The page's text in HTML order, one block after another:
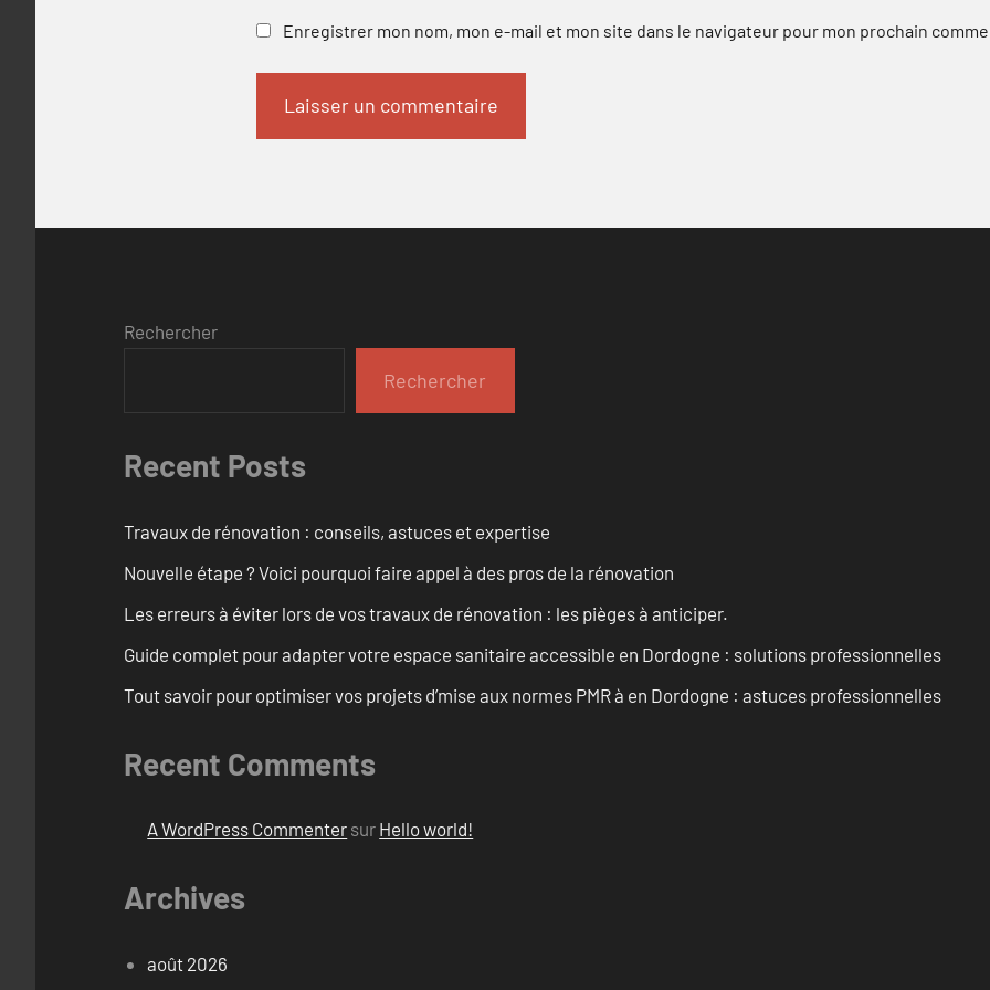
Enregistrer mon nom, mon e-mail et mon site dans le navigateur pour mon prochain
Rechercher
Rechercher
Recent Posts
Travaux de rénovation : conseils, astuces et expertise
Nouvelle étape ? Voici pourquoi faire appel à des pros de la rénovation
Les erreurs à éviter lors de vos travaux de rénovation : les pièges à anticiper.
Guide complet pour adapter votre espace sanitaire accessible en Dordogne : solutions professionnelles
Tout savoir pour optimiser vos projets d’mise aux normes PMR à en Dordogne : astuces professionnelles
Recent Comments
A WordPress Commenter sur Hello world!
Archives
août 2026